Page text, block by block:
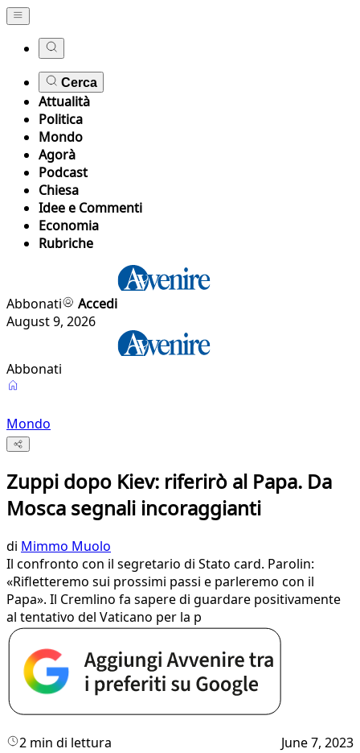
Cerca
Attualità
Politica
Mondo
Agorà
Podcast
Chiesa
Idee e Commenti
Economia
Rubriche
Abbonati
Accedi
August 9, 2026
Abbonati
Mondo
Zuppi dopo Kiev: riferirò al Papa. Da
Mosca segnali incoraggianti
di Mimmo Muolo
Il confronto con il segretario di Stato card. Parolin:
«Rifletteremo sui prossimi passi e parleremo con il
Papa». Il Cremlino fa sapere di guardare positivamente
al tentativo del Vaticano per la p
2 min di lettura June 7, 2023